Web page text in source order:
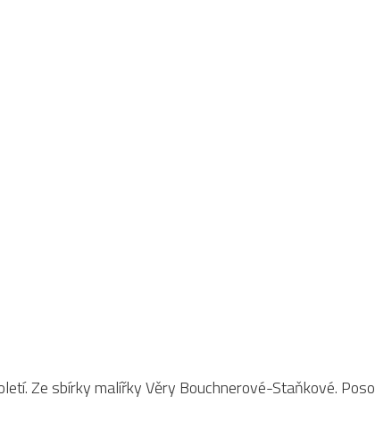
Ze sbírky malířky Věry Bouchnerové-Staňkové.